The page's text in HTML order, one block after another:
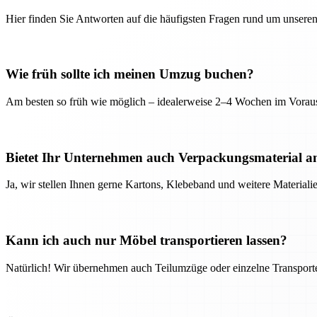
Hier finden Sie Antworten auf die häufigsten Fragen rund um
Wie früh sollte ich meinen Umzug buchen?
Am besten so früh wie möglich – idealerweise 2–4 Wochen im
Bietet Ihr Unternehmen auch Verpackungsmaterial
Ja, wir stellen Ihnen gerne Kartons, Klebeband und weitere
Kann ich auch nur Möbel transportieren lassen?
Natürlich! Wir übernehmen auch Teilumzüge oder einzelne